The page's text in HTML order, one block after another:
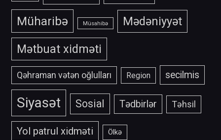
Müharibə Müsahibə
Mədəniyyət
Mətbuat xidməti
Qəhraman vətən oğlulları Region secilmis
Siyasət Sosial Tədbirlər Təhsil
Yol patrul xidməti Ölkə